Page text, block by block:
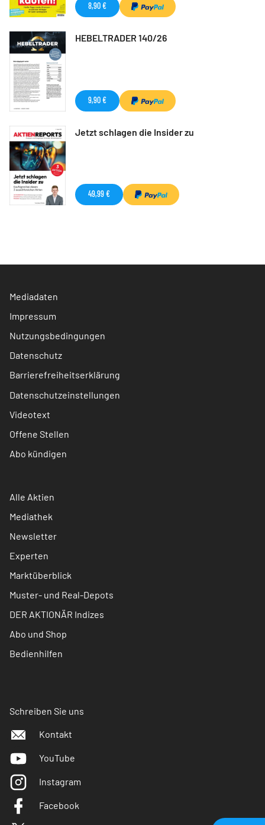
8,90 €
HEBELTRADER 140/26
9,90 €
Jetzt schlagen die Insider zu
49,99 €
Mediadaten
Impressum
Nutzungsbedingungen
Datenschutz
Barrierefreiheitserklärung
Datenschutzeinstellungen
Videotext
Offene Stellen
Abo kündigen
Alle Aktien
Mediathek
Newsletter
Experten
Marktüberblick
Muster- und Real-Depots
DER AKTIONÄR Indizes
Abo und Shop
Bedienhilfen
Schreiben Sie uns
Kontakt
YouTube
Instagram
Facebook